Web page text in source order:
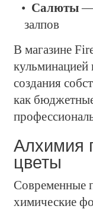
Салюты—
залпов
В магазине
кульминацией
создания
как
Алхимия
цветы
Современные
химические